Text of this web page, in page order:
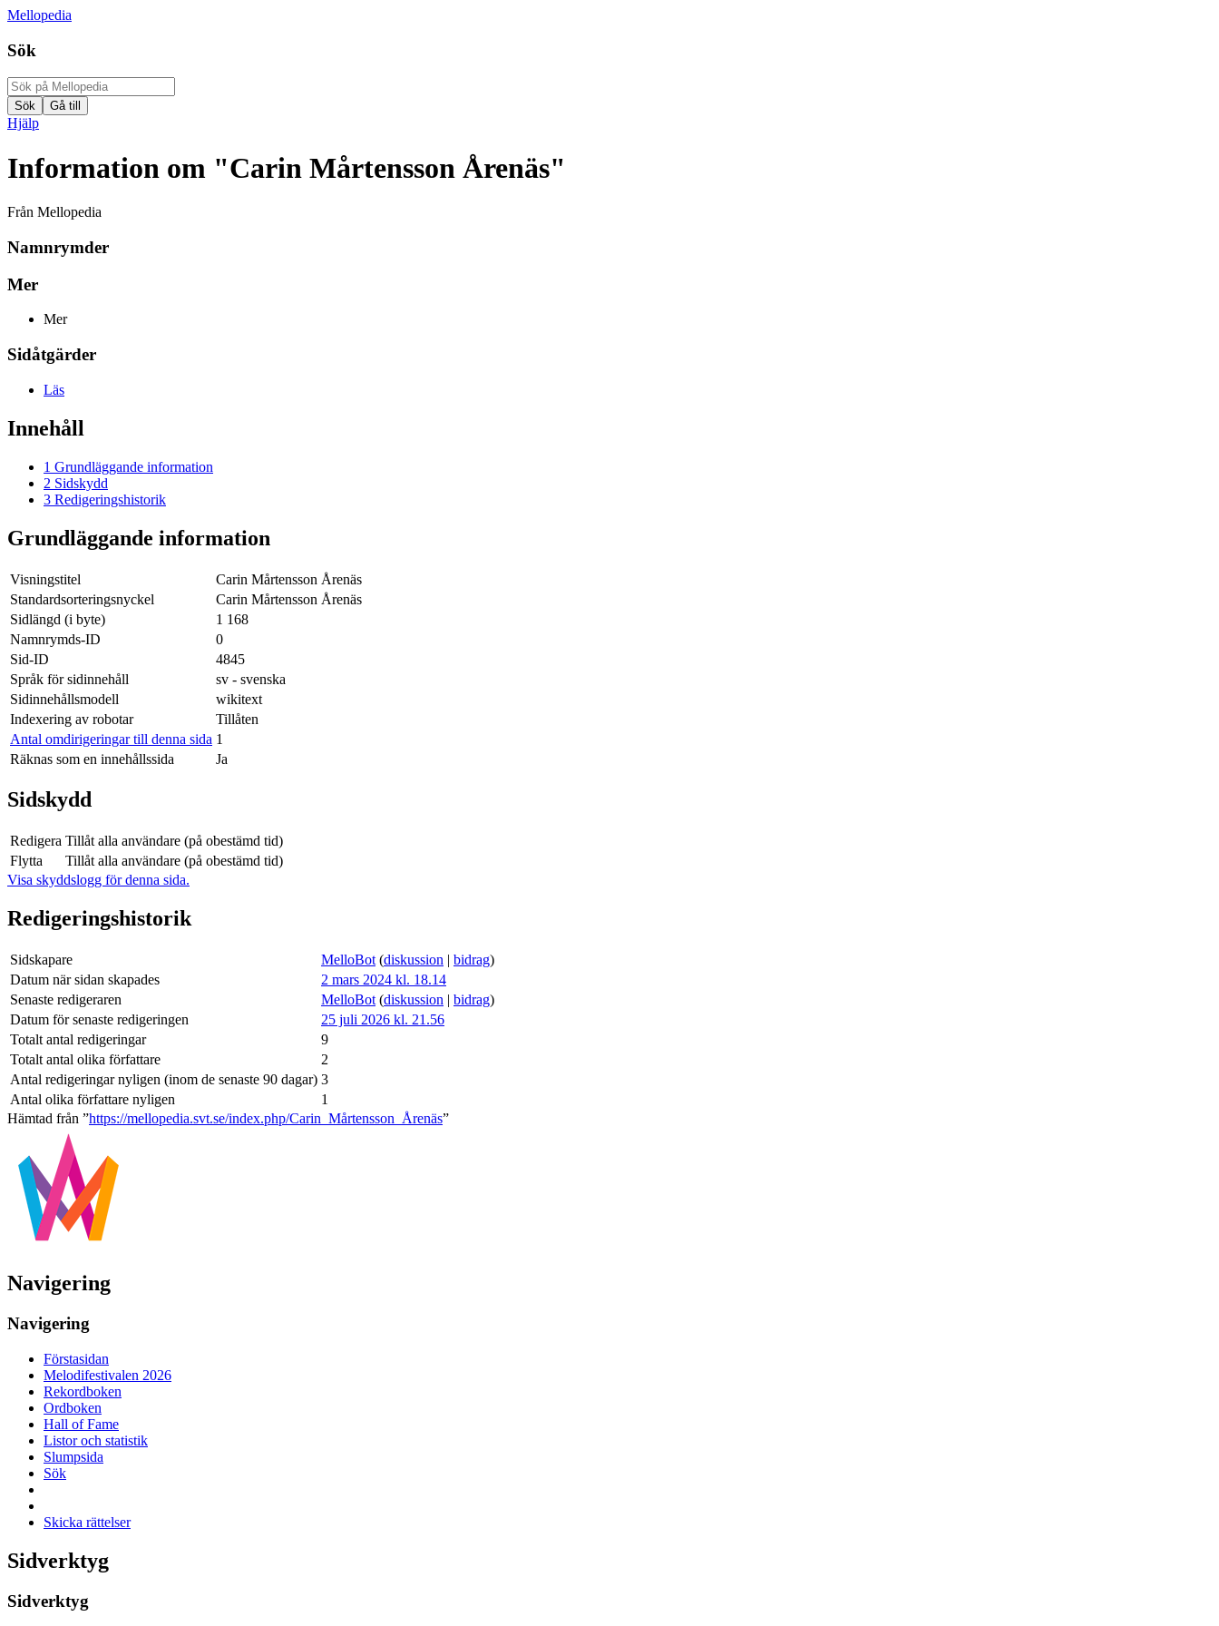
Mellopedia
Sök
Hjälp
Information om "Carin Mårtensson Årenäs"
Från Mellopedia
Namnrymder
Mer
Mer
Sidåtgärder
Läs
Innehåll
1 Grundläggande information
2 Sidskydd
3 Redigeringshistorik
Grundläggande information
Visningstitel
Carin Mårtensson Årenäs
Standardsorteringsnyckel
Carin Mårtensson Årenäs
Sidlängd (i byte)
1 168
Namnrymds-ID
0
Sid-ID
4845
Språk för sidinnehåll
sv - svenska
Sidinnehållsmodell
wikitext
Indexering av robotar
Tillåten
Antal omdirigeringar till denna sida 1
Räknas som en innehållssida
Ja
Sidskydd
Redigera Tillåt alla användare (på obestämd tid)
Flytta
Tillåt alla användare (på obestämd tid)
Visa skyddslogg för denna sida.
Redigeringshistorik
Sidskapare MelloBot (diskussion | bidrag)
Datum när sidan skapades
2 mars 2024 kl. 18.14
Senaste redigeraren
MelloBot (diskussion | bidrag)
Datum för senaste redigeringen
25 juli 2026 kl. 21.56
Totalt antal redigeringar
9
Totalt antal olika författare
2
Antal redigeringar nyligen (inom de senaste 90 dagar) 3
Antal olika författare nyligen
1
Hämtad från ”https://mellopedia.svt.se/index.php/Carin_Mårtensson_Årenäs”
Navigering
Navigering
Förstasidan
Melodifestivalen 2026
Rekordboken
Ordboken
Hall of Fame
Listor och statistik
Slumpsida
Sök
Skicka rättelser
Sidverktyg
Sidverktyg